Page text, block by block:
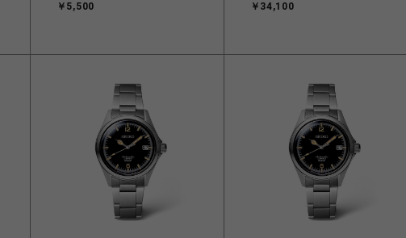
￥5,500
￥34,100